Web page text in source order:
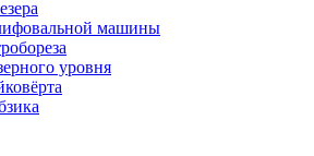
машины
уровня